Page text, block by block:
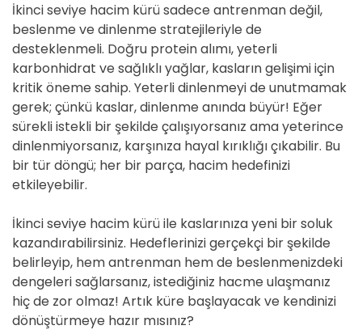
İkinci seviye hacim kürü sadece antrenman değil,
beslenme ve dinlenme stratejileriyle de
desteklenmeli. Doğru protein alımı, yeterli
karbonhidrat ve sağlıklı yağlar, kasların gelişimi için
kritik öneme sahip. Yeterli dinlenmeyi de unutmamak
gerek; çünkü kaslar, dinlenme anında büyür! Eğer
sürekli istekli bir şekilde çalışıyorsanız ama yeterince
dinlenmiyorsanız, karşınıza hayal kırıklığı çıkabilir. Bu
bir tür döngü; her bir parça, hacim hedefinizi
etkileyebilir.
İkinci seviye hacim kürü ile kaslarınıza yeni bir soluk
kazandırabilirsiniz. Hedeflerinizi gerçekçi bir şekilde
belirleyip, hem antrenman hem de beslenmenizdeki
dengeleri sağlarsanız, istediğiniz hacme ulaşmanız
hiç de zor olmaz! Artık küre başlayacak ve kendinizi
dönüştürmeye hazır mısınız?